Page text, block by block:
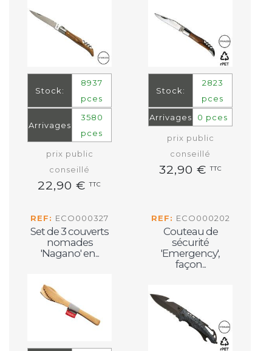
Stock:
8937
pces
Arrivages
3580
pces
prix public
conseillé
22,90 €TTC
Stock:
2823
pces
Arrivages
0 pces
prix public
conseillé
32,90 €TTC
REF: ECO000327
Set de 3 couverts
nomades
'Nagano' en...
REF: ECO000202
Couteau de
sécurité
'Emergency',
façon...